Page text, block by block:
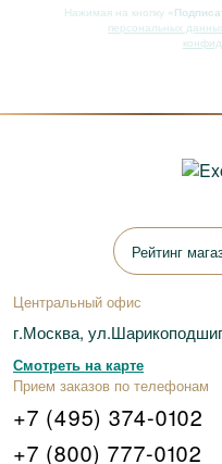
Нажимая на кнопку
персональных
Рейтинг
Центральный офис
г.Москва,
Смотреть на карте
Прием заказов по телефонам
+7 (495) 374-0102
+7 (800) 777-0102